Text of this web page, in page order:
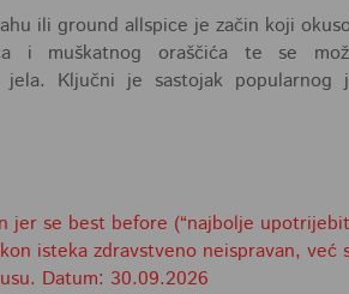
ili ground allspice je začin koji
i muškatnog oraščića te se
jela. Ključni je sastojak
jer se best before (“najbolje
isteka zdravstveno neispravan, već
Datum: 30.09.2026